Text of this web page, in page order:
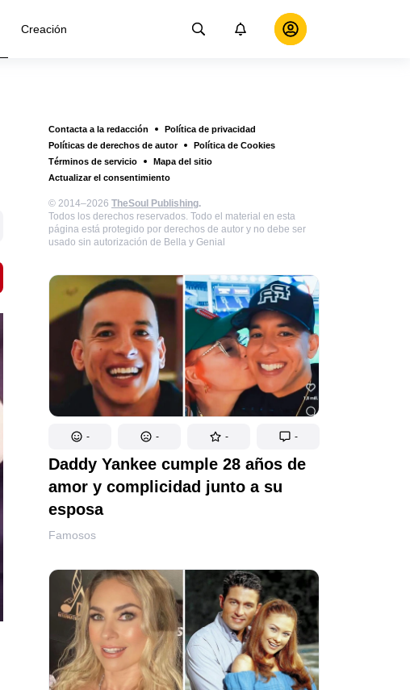
Creación
Contacta a la redacción
Política de privacidad
Políticas de derechos de autor
Política de Cookies
Términos de servicio
Mapa del sitio
Actualizar el consentimiento
© 2014–2026 TheSoul Publishing.
Todos los derechos reservados. Todo el material en esta
página está protegido por derechos de autor y no debe ser
usado sin autorización de Bella y Genial
- - - -
Daddy Yankee cumple 28 años de
amor y complicidad junto a su
esposa
Famosos